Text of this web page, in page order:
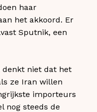
haar
het akkoord. Er
Sputnik, een
denkt niet dat het
ze Iran willen
importeurs
nog steeds de